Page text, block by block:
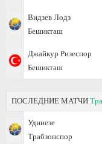
Видзев Лодз
Бешикташ
Джайкур Ризеспор
Бешикташ
ПОСЛЕДНИЕ МАТЧИ
Удинезе
Трабзонспор